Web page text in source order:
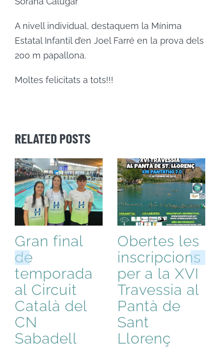
A nivell individual, destaquem la Mínima
Estatal Infantil d’en Joel Farré en la prova dels
200 m papallona.
Moltes felicitats a tots!!!
RELATED POSTS
Gran final
de
temporada
al Circuit
Català del
CN
Sabadell
Obertes les
inscripcions
per a la XVI
Travessia al
Pantà de
Sant
Llorenç